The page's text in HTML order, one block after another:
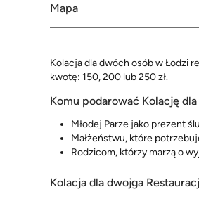
Mapa
Kolacja dla dwóch osób w Łodzi
kwotę: 150, 200 lub 250 zł.
Komu podarować Kolację
Młodej Parze jako prezent
Małżeństwu, które
Rodzicom, którzy marzą o
Kolacja dla dwojga